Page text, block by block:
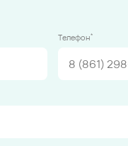
Телефон*